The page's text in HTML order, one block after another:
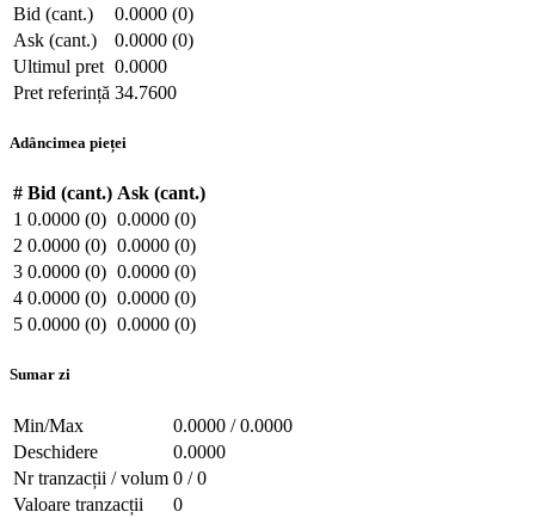
Bid (cant.)
0.0000 (0)
Ask (cant.)
0.0000 (0)
Ultimul pret 0.0000
Pret referință 34.7600
Adâncimea pieței
# Bid (cant.) Ask (cant.)
1 0.0000 (0) 0.0000 (0)
2 0.0000 (0) 0.0000 (0)
3 0.0000 (0) 0.0000 (0)
4 0.0000 (0) 0.0000 (0)
5 0.0000 (0) 0.0000 (0)
Sumar zi
Min/Max
0.0000 / 0.0000
Deschidere
0.0000
Nr tranzacții / volum 0 / 0
Valoare tranzacții
0